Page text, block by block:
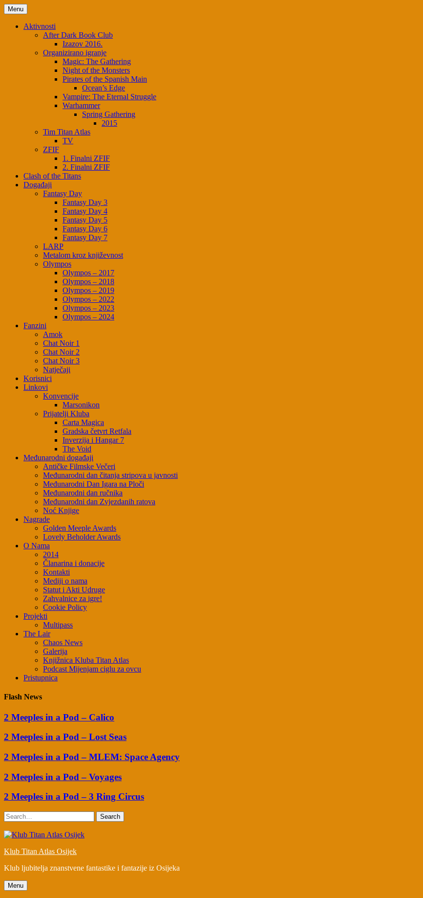
Skip
to
content
Menu
Aktivnosti
After Dark Book Club
Izazov 2016.
Organizirano igranje
Magic: The Gathering
Night of the Monsters
Pirates of the Spanish Main
Ocean’s Edge
Vampire: The Eternal Struggle
Warhammer
Spring Gathering
2015
Tim Titan Atlas
TV
ZFIF
1. Finalni ZFIF
2. Finalni ZFIF
Clash of the Titans
Događaji
Fantasy Day
Fantasy Day 3
Fantasy Day 4
Fantasy Day 5
Fantasy Day 6
Fantasy Day 7
LARP
Metalom kroz književnost
Olympos
Olympos – 2017
Olympos – 2018
Olympos – 2019
Olympos – 2022
Olympos – 2023
Olympos – 2024
Fanzini
Amok
Chat Noir 1
Chat Noir 2
Chat Noir 3
Natječaji
Korisnici
Linkovi
Konvencije
Marsonikon
Prijatelji Kluba
Carta Magica
Gradska četvrt Retfala
Inverzija i Hangar 7
The Void
Međunarodni događaji
Antičke Filmske Večeri
Međunarodni dan čitanja stripova u javnosti
Međunarodni Dan Igara na Ploči
Međunarodni dan ručnika
Međunarodni dan Zvjezdanih ratova
Noć Knjige
Nagrade
Golden Meeple Awards
Lovely Beholder Awards
O Nama
2014
Članarina i donacije
Kontakti
Mediji o nama
Statut i Akti Udruge
Zahvalnice za igre!
Cookie Policy
Projekti
Multipass
The Lair
Chaos News
Galerija
Knjižnica Kluba Titan Atlas
Podcast Mijenjam ciglu za ovcu
Pristupnica
Flash News
2 Meeples in a Pod – Calico
2 Meeples in a Pod – Lost Seas
2 Meeples in a Pod – MLEM: Space Agency
2 Meeples in a Pod – Voyages
2 Meeples in a Pod – 3 Ring Circus
Search
Klub Titan Atlas Osijek
Klub ljubitelja znanstvene fantastike i fantazije iz Osijeka
Menu